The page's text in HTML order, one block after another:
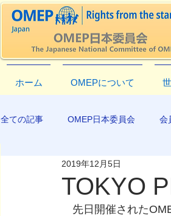
ホーム OMEPについて
全ての記事 OMEP日本委員会 会
EXCO-COMMUNICATION
TOKYO
2019年12月5日
先日開催された